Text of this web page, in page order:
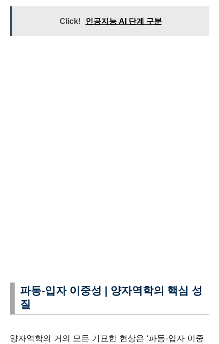
Click! 인공지능 AI 단계 구분
파동-입자 이중성 | 양자역학의 핵심 성
질
양자역학의 거의 모든 기묘한 현상은 ‘파동-입자 이중